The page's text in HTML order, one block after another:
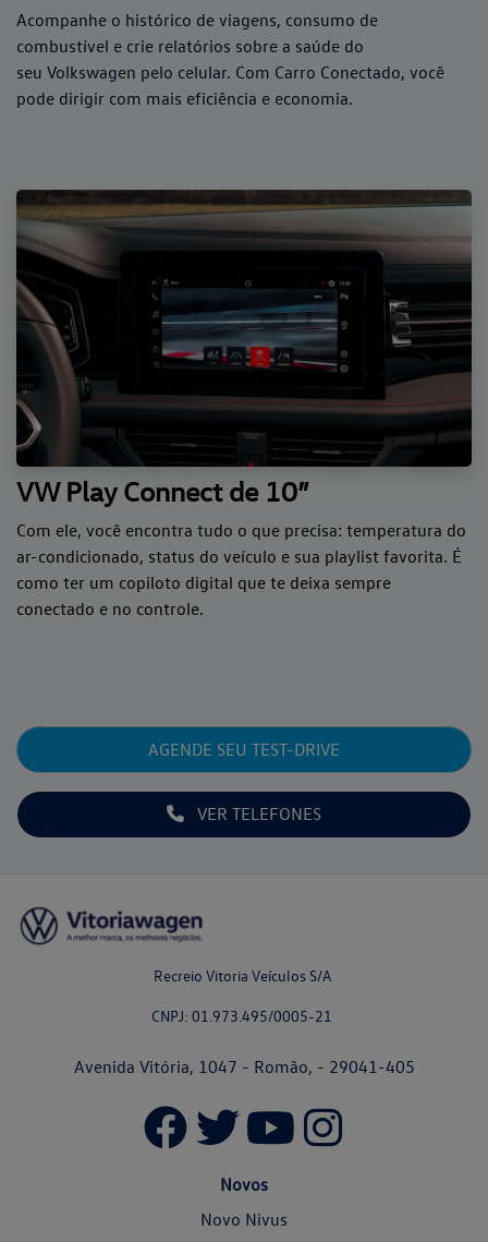
Acompanhe o histórico de viagens, consumo de
combustível e crie relatórios sobre a saúde do
seu Volkswagen pelo celular. Com Carro Conectado, você
pode dirigir com mais eficiência e economia.
VW Play Connect de 10”
Com ele, você encontra tudo o que precisa: temperatura do
ar-condicionado, status do veículo e sua playlist favorita. É
como ter um copiloto digital que te deixa sempre
conectado e no controle.
VER TELEFONES
AGENDE SEU TEST-DRIVE
Recreio Vitoria Veículos S/A
CNPJ: 01.973.495/0005-21
Avenida Vitória, 1047 - Romão, - 29041-405
Novos
Novo Nivus